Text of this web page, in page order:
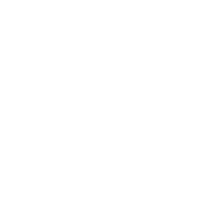
Arasa. Leia nossos conteúdos!
Arasa. Leia nossos conteúdos!